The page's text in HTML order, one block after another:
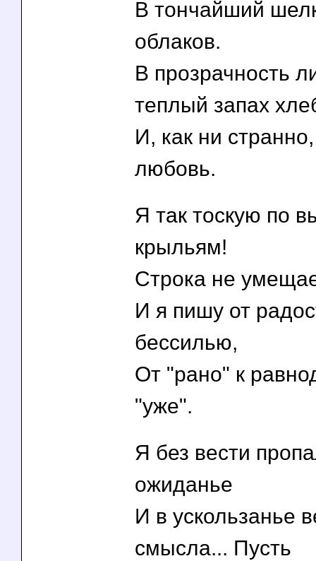
В тончайший
облаков.
В прозрачность
теплый запах
И, как ни
любовь.
Я так тоскую по
крыльям!
Строка не
И я пишу от
бессилью,
От "рано" к
"уже".
Я без вести
ожиданье
И в ускользанье
смысла... Пусть